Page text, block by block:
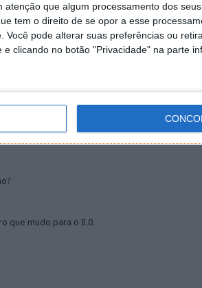
atenção que algum processamento dos
tem o direito de se opor a esse
Você pode alterar suas preferências ou
clicando no botão "Privacidade" na parte
que mudo para o 8.0.